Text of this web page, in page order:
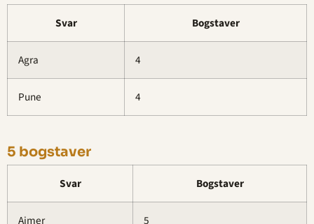
Svar Bogstaver
Agra 4
Pune 4
5 bogstaver
Svar Bogstaver
Ajmer 5